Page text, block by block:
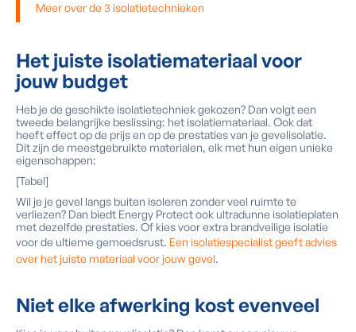
Meer over de 3 isolatietechnieken
Het juiste isolatiemateriaal voor
jouw budget
Heb je de geschikte isolatietechniek gekozen? Dan volgt een
tweede belangrijke beslissing: het isolatiemateriaal. Ook dat
heeft effect op de prijs en op de prestaties van je gevelisolatie.
Dit zijn de meestgebruikte materialen, elk met hun eigen unieke
eigenschappen:
[Tabel]
Wil je je gevel langs buiten isoleren zonder veel ruimte te
verliezen? Dan biedt Energy Protect ook ultradunne isolatieplaten
met dezelfde prestaties. Of kies voor extra brandveilige isolatie
voor de ultieme gemoedsrust. Een isolatiespecialist geeft advies
over het juiste materiaal voor jouw gevel.
Niet elke afwerking kost evenveel